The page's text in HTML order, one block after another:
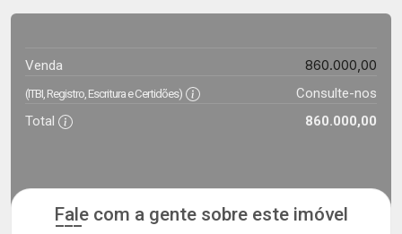
Venda 860.000,00
(ITBI, Registro, Escritura e Certidões)
Consulte-nos
Total
860.000,00
Fale com a gente sobre este imóvel